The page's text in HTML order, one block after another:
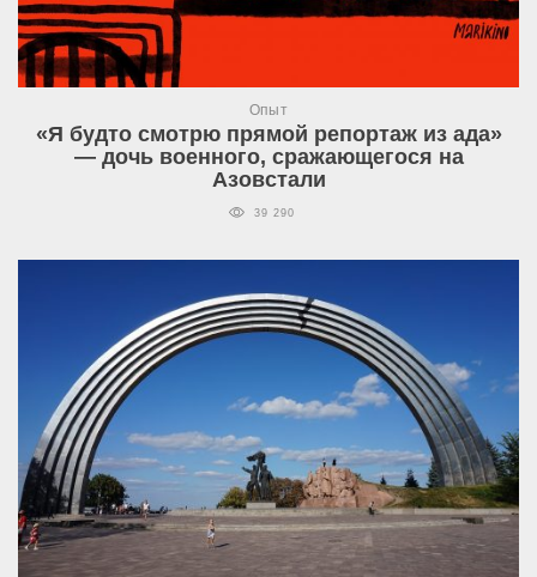
Опыт
«Я будто смотрю прямой репортаж из ада»
— дочь военного, сражающегося на
Азовстали
39 290